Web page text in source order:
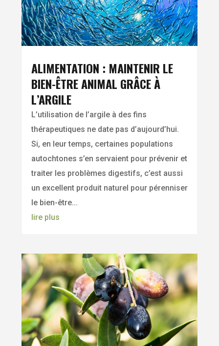
ALIMENTATION : MAINTENIR LE
BIEN-ÊTRE ANIMAL GRÂCE À
L’ARGILE
L’utilisation de l’argile à des fins
thérapeutiques ne date pas d’aujourd’hui.
Si, en leur temps, certaines populations
autochtones s’en servaient pour prévenir et
traiter les problèmes digestifs, c’est aussi
un excellent produit naturel pour pérenniser
le bien-être...
lire plus